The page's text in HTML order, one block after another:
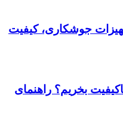
جوشکاری، کیفیت
بخریم؟ راهنمای